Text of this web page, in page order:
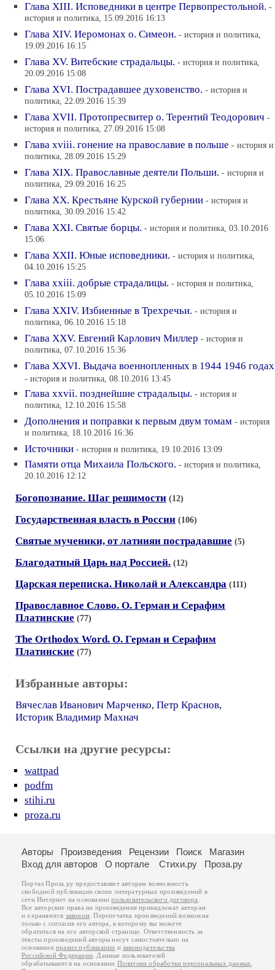
Глава XIII. Исповедники в центре Первопрестольной. -
история и политика, 15.09.2016 16:13
Глава XIV. Иеромонах о. Симеон. - история и политика,
19.09.2016 16:15
Глава XV. Витебские страдальцы. - история и политика,
20.09.2016 15:08
Глава XVI. Пострадавшее духовенство. - история и
политика, 22.09.2016 15:39
Глава XVII. Протопресвитер о. Терентий Теодорович -
история и политика, 27.09.2016 15:08
Глава xviii. гонение на православие в польше - история и
политика, 28.09.2016 15:29
Глава XIX. Православные деятели Польши. - история и
политика, 29.09.2016 16:25
Глава XX. Крестьяне Курской губернии - история и
политика, 30.09.2016 15:42
Глава XXI. Святые борцы. - история и политика, 03.10.2016
15:06
Глава XXII. Юные исповедники. - история и политика,
04.10.2016 15:25
Глава xxiii. добрые страдалицы. - история и политика,
05.10.2016 15:09
Глава XXIV. Избиенные в Трехречьи. - история и
политика, 06.10.2016 15:18
Глава XXV. Евгений Карлович Миллер - история и
политика, 07.10.2016 15:36
Глава XXVI. Выдача военнопленных в 1944 1946 годах
- история и политика, 08.10.2016 13:45
Глава xxvii. позднейшие страдальцы. - история и
политика, 12.10.2016 15:58
Дополнения и поправки к первым двум томам - история
и политика, 18.10.2016 16:36
Источники - история и политика, 19.10.2016 13:09
Памяти отца Михаила Польского. - история и политика,
20.10.2016 12:12
Богопознание. Шаг решимости (12)
Государственная власть в России (106)
Святые мученики, от латинян пострадавшие (5)
Благодатный Царь над Россией. (12)
Царская переписка. Николай и Александра (111)
Православное Слово. О. Герман и Серафим
Платинские (77)
The Orthodox Word. О. Герман и Серафим
Платинские (77)
Избранные авторы:
Вячеслав Иванович Марченко, Петр Краснов,
Историк Владимир Махнач
Ссылки на другие ресурсы:
wattpad
podfm
stihi.ru
proza.ru
Авторы Произведения Рецензии Поиск
Магазин
Вход для авторов
О портале Стихи.ру Проза.ру
Портал Проза.ру предоставляет авторам возможность
свободной публикации своих литературных произведений в
сети Интернет на основаниипользовательского договора
Все авторские права на произведения принадлежат авторам
и охраняются законом . Перепечатка произведений возможна
только с согласия его автора, к которому вы можете
обратиться на его авторской странице. Ответственность за
тексты произведений авторы несут самостоятельно на
основанииправил публикации изаконодательства
Российской Федерации . Данные пользователей
обрабатываются на основании Политики обработки персональных данных